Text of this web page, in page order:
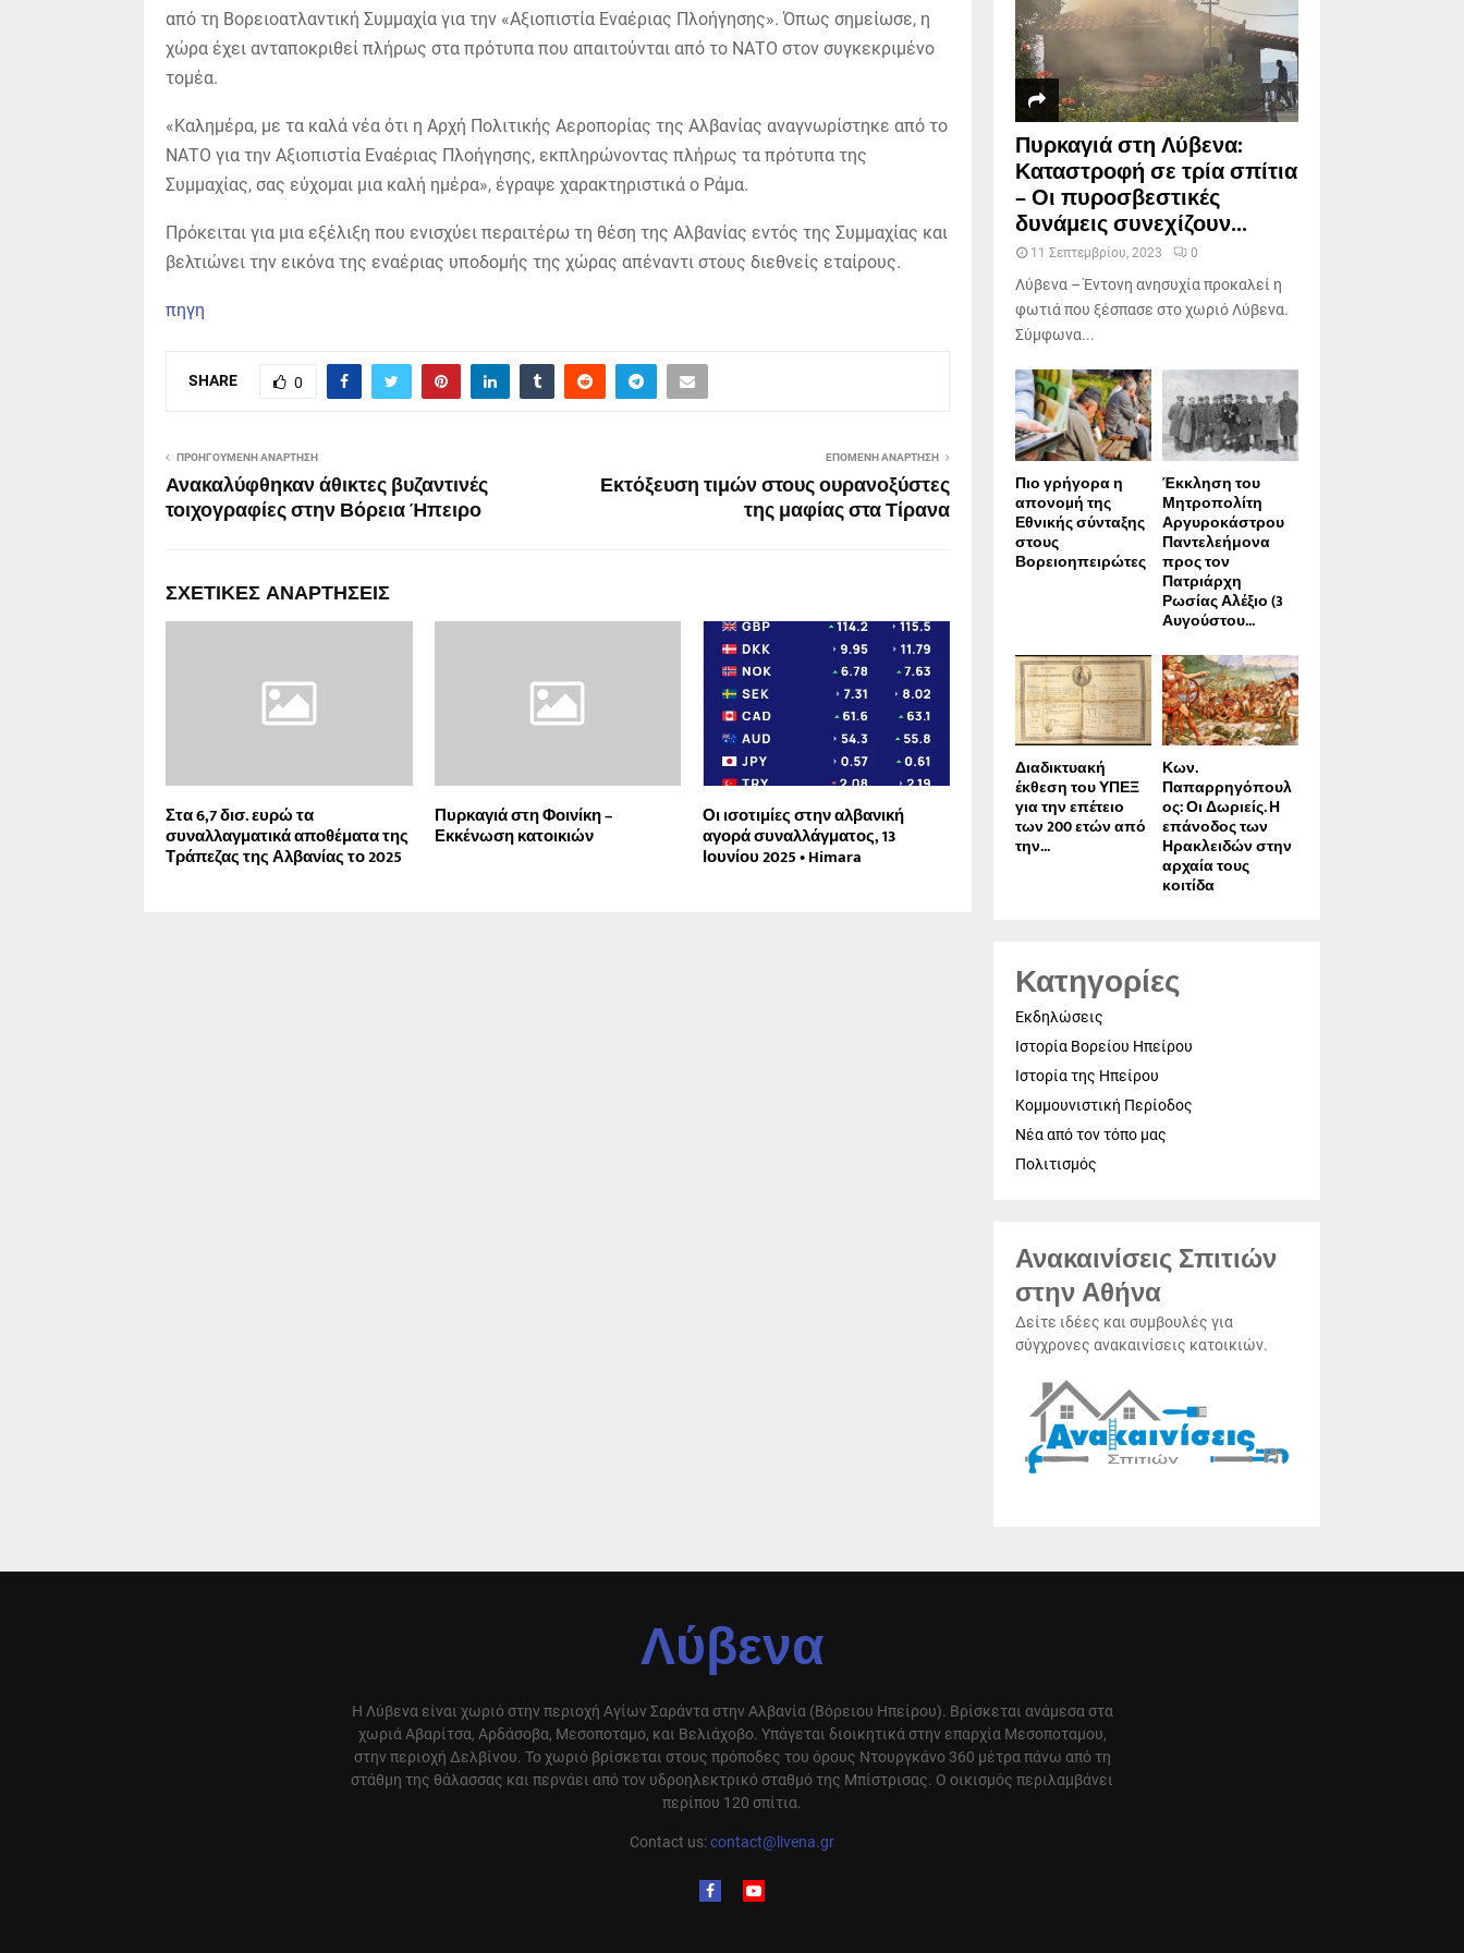
από τη Βορειοατλαντική Συμμαχία για την «Αξιοπιστία Εναέριας Πλοήγησης». Όπως σημείωσε, η
χώρα έχει ανταποκριθεί πλήρως στα πρότυπα που απαιτούνται από το ΝΑΤΟ στον συγκεκριμένο
τομέα.
«Καλημέρα, με τα καλά νέα ότι η Αρχή Πολιτικής Αεροπορίας της Αλβανίας αναγνωρίστηκε από το
ΝΑΤΟ για την Αξιοπιστία Εναέριας Πλοήγησης, εκπληρώνοντας πλήρως τα πρότυπα της
Συμμαχίας, σας εύχομαι μια καλή ημέρα», έγραψε χαρακτηριστικά ο Ράμα.
Πρόκειται για μια εξέλιξη που ενισχύει περαιτέρω τη θέση της Αλβανίας εντός της Συμμαχίας και
βελτιώνει την εικόνα της εναέριας υποδομής της χώρας απέναντι στους διεθνείς εταίρους.
πηγη
SHARE 0
ΠΡΟΗΓΟΎΜΕΝΗ ΑΝΆΡΤΗΣΗ
Ανακαλύφθηκαν άθικτες βυζαντινές
τοιχογραφίες στην Βόρεια Ήπειρο
ΕΠΌΜΕΝΗ ΑΝΆΡΤΗΣΗ
Εκτόξευση τιμών στους ουρανοξύστες
της μαφίας στα Τίρανα
ΣΧΕΤΙΚΈΣ ΑΝΑΡΤΉΣΕΙΣ
Στα 6,7 δισ. ευρώ τα
συναλλαγματικά αποθέματα της
Τράπεζας της Αλβανίας το 2025
Πυρκαγιά στη Φοινίκη –
Εκκένωση κατοικιών
Οι ισοτιμίες στην αλβανική
αγορά συναλλάγματος, 13
Ιουνίου 2025 • Himara
Πυρκαγιά στη Λύβενα:
Καταστροφή σε τρία σπίτια
– Οι πυροσβεστικές
δυνάμεις συνεχίζουν...
11 Σεπτεμβρίου, 2023 0
Λύβενα – Έντονη ανησυχία προκαλεί η
φωτιά που ξέσπασε στο χωριό Λύβενα.
Σύμφωνα...
Πιο γρήγορα η
απονοµή της
Εθνικής σύνταξης
στους
Βορειοηπειρώτες
Έκκληση του
Μητροπολίτη
Αργυροκάστρου
Παντελεήμονα
προς τον
Πατριάρχη
Ρωσίας Αλέξιο (3
Αυγούστου...
Διαδικτυακή
έκθεση του ΥΠΕΞ
για την επέτειο
των 200 ετών από
την...
Κων.
Παπαρρηγόπουλ
ος: Οι Δωριείς. Η
επάνοδος των
Ηρακλειδών στην
αρχαία τους
κοιτίδα
Κατηγορίες
Εκδηλώσεις
Ιστορία Βορείου Ηπείρου
Ιστορία της Ηπείρου
Κομμουνιστική Περίοδος
Νέα από τον τόπο μας
Πολιτισμός
Ανακαινίσεις Σπιτιών
στην Αθήνα
Δείτε ιδέες και συμβουλές για
σύγχρονες ανακαινίσεις κατοικιών.
Λύβενα
Η Λύβενα είναι χωριό στην περιοχή Αγίων Σαράντα στην Αλβανία (Βόρειου Ηπείρου). Βρίσκεται ανάμεσα στα
χωριά Αβαρίτσα, Αρδάσοβα, Μεσοποταμο, και Βελιάχοβο. Υπάγεται διοικητικά στην επαρχία Μεσοποταμου,
στην περιοχή Δελβίνου. Το χωριό βρίσκεται στους πρόποδες του όρους Ντουργκάνο 360 μέτρα πάνω από τη
στάθμη της θάλασσας και περνάει από τον υδροηλεκτρικό σταθμό της Μπίστρισας. Ο οικισμός περιλαμβάνει
περίπου 120 σπίτια.
Contact us:contact@livena.gr